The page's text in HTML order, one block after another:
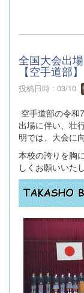
全国大会出
【空手道部】
投稿日時 : 03/10
空手道部の令
出場に伴い、壮
明では、大会に
本校の誇りを胸
しくお願いいた